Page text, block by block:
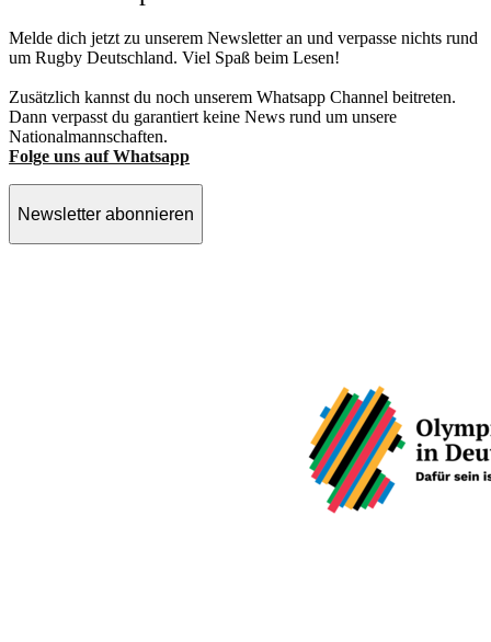
Melde dich jetzt zu unserem Newsletter an und verpasse nichts rund
um Rugby Deutschland. Viel Spaß beim Lesen!
Zusätzlich kannst du noch unserem Whatsapp Channel beitreten.
Dann verpasst du garantiert keine News rund um unsere
Nationalmannschaften.
Folge uns auf Whatsapp
Newsletter abonnieren